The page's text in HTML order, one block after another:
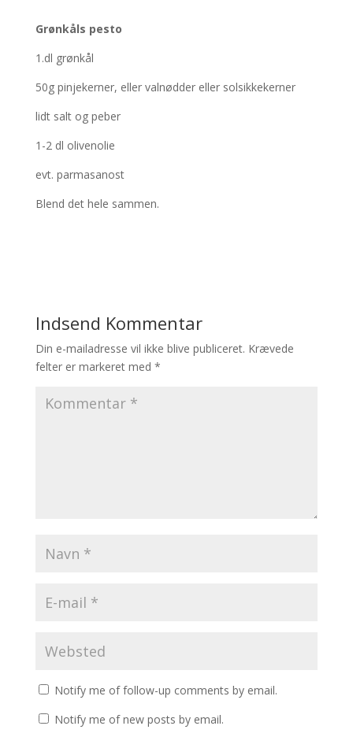
Grønkåls pesto
1.dl grønkål
50g pinjekerner, eller valnødder eller solsikkekerner
lidt salt og peber
1-2 dl olivenolie
evt. parmasanost
Blend det hele sammen.
Indsend Kommentar
Din e-mailadresse vil ikke blive publiceret. Krævede
felter er markeret med *
Notify me of follow-up comments by email.
Notify me of new posts by email.